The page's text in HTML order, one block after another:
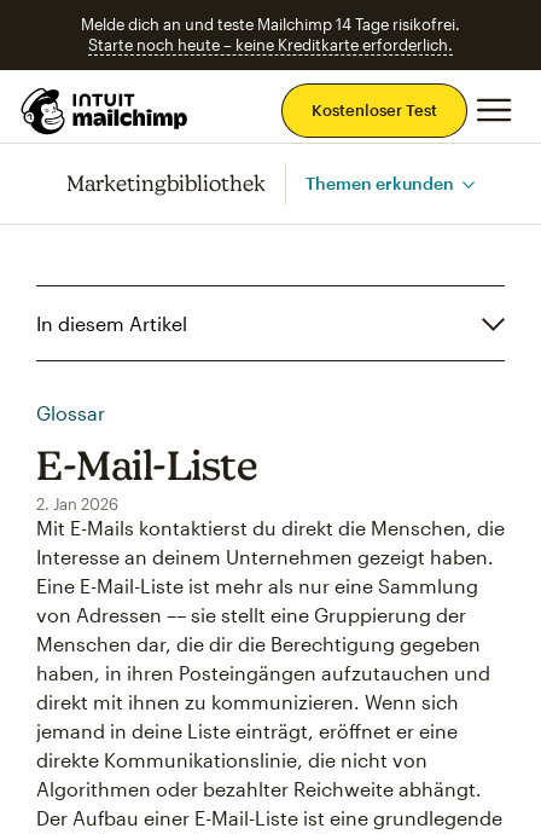
Melde dich an und teste Mailchimp 14 Tage risikofrei.
Starte noch heute – keine Kreditkarte erforderlich.
Kostenloser Test
Marketingbibliothek Themen erkunden
In diesem Artikel
Glossar
E-Mail-Liste
2. Jan 2026
Mit E-Mails kontaktierst du direkt die Menschen, die
Interesse an deinem Unternehmen gezeigt haben.
Eine E-Mail-Liste ist mehr als nur eine Sammlung
von Adressen –– sie stellt eine Gruppierung der
Menschen dar, die dir die Berechtigung gegeben
haben, in ihren Posteingängen aufzutauchen und
direkt mit ihnen zu kommunizieren. Wenn sich
jemand in deine Liste einträgt, eröffnet er eine
direkte Kommunikationslinie, die nicht von
Algorithmen oder bezahlter Reichweite abhängt.
Der Aufbau einer E-Mail-Liste ist eine grundlegende